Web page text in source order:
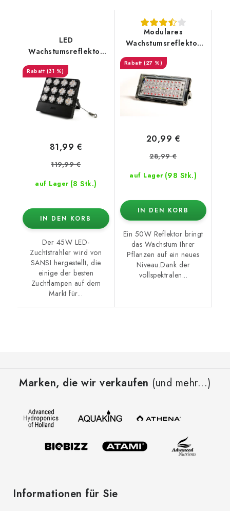
LED
Wachstumsreflektor
45W SANSI
(31 %)
auf Lager (8 Stk.)
81,99 €
119,99 €
IN DEN KORB
Der 45W LED-
Zuchtstrahler wird von
SANSI hergestellt, die
einige der besten
Zuchtlampen auf dem
Markt für...
Modulares
Wachstumsreflektor
50W Fullspektrum
(27 %)
auf Lager (98 Stk.)
20,99 €
28,99 €
IN DEN KORB
Ein 50W Reflektor bringt
das Wachstum Ihrer
Pflanzen auf ein neues
Niveau.Dank der
vollspektralen...
Marken, die wir verkaufen (und mehr...)
Informationen für Sie